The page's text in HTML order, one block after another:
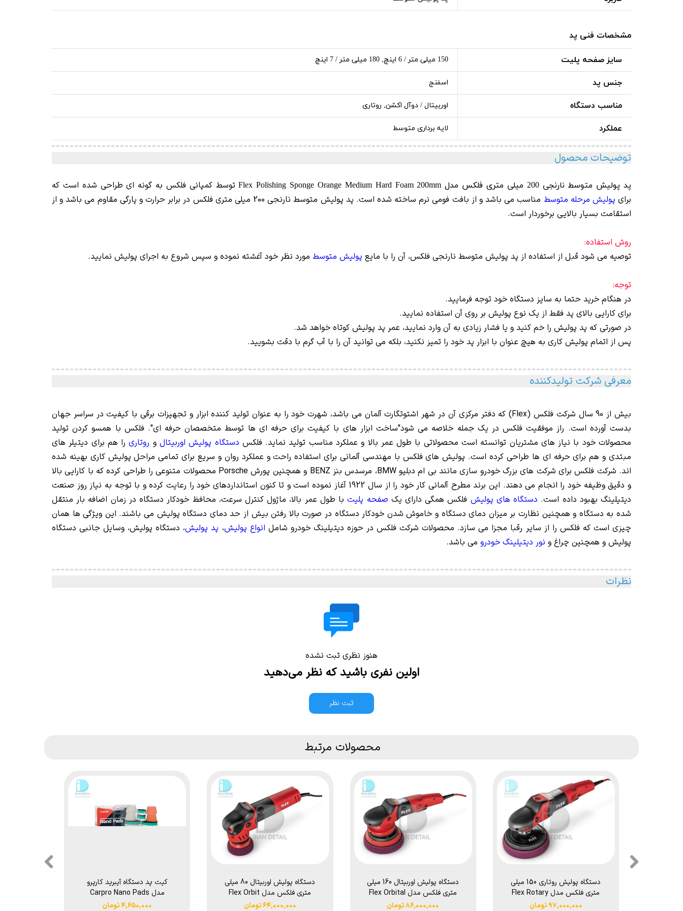
مشخصات فنی پد
سایز صفحه پلیت 150 میلی متر / 6 اینچ, 180 میلی متر / 7 اینچ
جنس پد اسفنج
مناسب دستگاه اوربیتال / دوآل اکشن, روتاری
عملکرد لایه برداری متوسط
توضیحات محصول
پد پولیش متوسط نارنجی 200 میلی متری فلکس مدل Flex Polishing Sponge Orange Medium Hard Foam 200mm
توسط کمپانی فلکس به گونه ای طراحی شده است که
برای پولیش مرحله متوسط
مناسب می باشد و از بافت فومی نرم ساخته شده است. پد پولیش متوسط نارنجی 200 میلی متری فلکس در برابر حرارت و پارگی مقاوم می باشد و از
استقامت بسیار بالایی برخوردار است.
روش استفاده:
توصیه می شود قبل از استفاده از پد پوليش متوسط نارنجی فلکس، آن را با مایع پولیش متوسط مورد نظر خود آغشته نموده و سپس شروع به اجرای پولیش نمایید.
توجه:
در هنگام خرید حتما به سایز دستگاه خود توجه فرمایید.
برای کارایی بالای پد فقط از یک نوع پولیش بر روی آن استفاده نمایید.
در صورتی که پد پولیش را خم کنید و یا فشار زیادی به آن وارد نمایید، عمر پد پولیش کوتاه خواهد شد.
پس از اتمام پولیش کاری به هیچ عنوان با ابزار پد خود را تمیز نکنید، بلکه می توانید آن را با آب گرم با دقت بشویید.
معرفی شرکت تولیدکننده
بیش از 90 سا ل شرکت فلکس (Flex) که دفتر مرکزی آن در شهر اشتوتگارت آلمان می باشد، شهرت خود را به عنوان تولید کننده ابزار و تجهیزات برقی با کیفیت در سراسر جهان
بدست آورده است. راز موفقیت فلکس در یک جمله خلاصه می شود"ساخت ابزار های با کیفیت برای حرفه ای ها توسط متخصصان حرفه ای". فلکس با همسو کردن تولید
محصولات خود با نیاز های مشتریان توانسته است محصولاتی با طول عمر بالا و عملکرد مناسب تولید نماید. فلکس دستگاه پولیش اوربیتالو روتاریرا هم برای دیتیلر های
مبتدی و هم برای حرفه ای ها طراحی کرده است. پولیش های فلکس با مهندسی آلمانی برای استفاده راحت و عملکرد روان و سریع برای تمامی مراحل پولیش کاری بهینه شده
اند. شرکت فلکس برای شرکت های بزرگ خودرو سازی مانند بی ام دبلیو BMW، مرسدس بنز BENZ و همچنین پورش Porsche محصولات متنوعی را طراحی کرده که با کارایی بالا
و دقیق وظیفه خود را انجام می دهند. این برند مطرح آلمانی کار خود را از سال 1922 آغاز نموده است و تا کنون استانداردهای خود را رعایت کرده و با توجه به نیاز روز صنعت
دیتیلینگ بهبود داده است. دستگاه های پولیش فلکس همگی دارای یک صفحه پلیتبا طول عمر بالا، ماژول کنترل سرعت، محافظ خودکار دستگاه در زمان اضافه بار منتقل
شده به دستگاه و همچنین نظارت بر میزان دمای دستگاه و خاموش شدن خودکار دستگاه در صورت بالا رفتن بیش از حد دمای دستگاه پولیش می باشند. این ویژگی ها همان
چیزی است که فلکس را از سایر رقبا مجزا می سازد. محصولات شرکت فلکس در حوزه دیتیلینگ خودرو شامل انواع پولیش، پد پولیش، دستگاه پولیش، وسایل جانبی دستگاه
پولیش و همچنین چراغ و نور دیتیلینگ خودرو می باشد.
نظرات
هنوز نظری ثبت نشده
اولین نفری باشید که نظر می‌دهید
ثبت نظر
محصولات مرتبط
کیت پد دستگاه آیبرید کارپرو
مدل Carpro Nano Pads
1"+2" Kit
۴,۶۵۰,۰۰۰ تومان
دستگاه پولیش اوربیتال 80 میلی
متری فلکس مدل Flex Orbit
Polisher XFE 7-12 80
۶۴,۰۰۰,۰۰۰ تومان
دستگاه پولیش اوربیتال 160 میلی
متری فلکس مدل Flex Orbital
Polisher XFE 7-15 150
۸۶,۰۰۰,۰۰۰ تومان
دستگاه پولیش روتاری 150 میلی
متری فلکس مدل Flex Rotary
Polisher PE 14-2 150
۹۷,۰۰۰,۰۰۰ تومان